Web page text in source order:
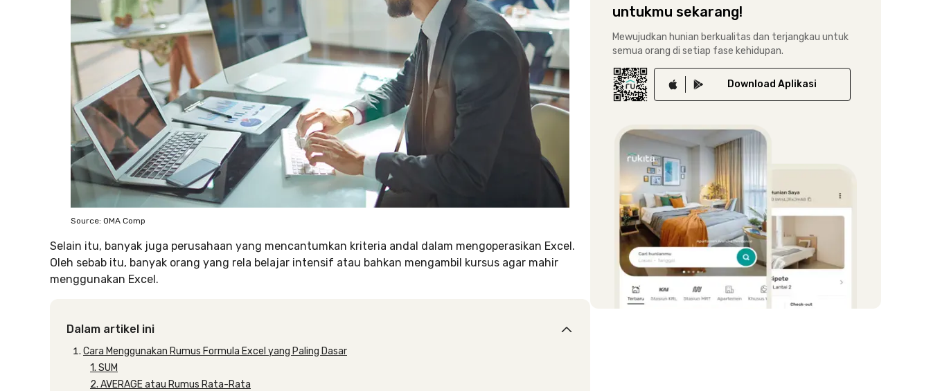
Source: OMA Comp
Selain itu, banyak juga perusahaan yang mencantumkan kriteria andal dalam mengoperasikan Excel.
Oleh sebab itu, banyak orang yang rela belajar intensif atau bahkan mengambil kursus agar mahir
menggunakan Excel.
Dalam artikel ini
Cara Menggunakan Rumus Formula Excel yang Paling Dasar
1. SUM
2. AVERAGE atau Rumus Rata-Rata
untukmu sekarang!
Mewujudkan hunian berkualitas dan terjangkau untuk
semua orang di setiap fase kehidupan.
Download Aplikasi